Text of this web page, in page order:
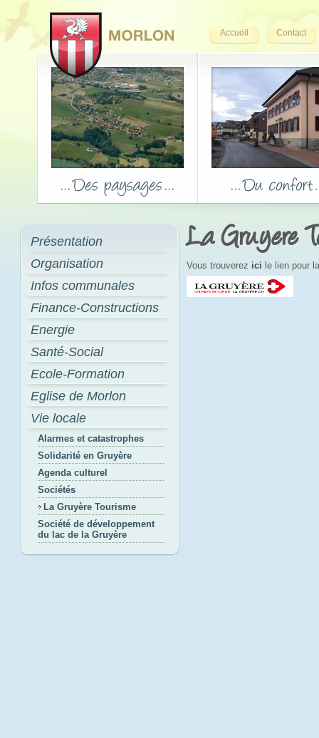
Accueil Contact
Présentation
Organisation
Infos communales
Finance-Constructions
Energie
Santé-Social
Ecole-Formation
Eglise de Morlon
Vie locale
Alarmes et catastrophes
Solidarité en Gruyère
Agenda culturel
Sociétés
La Gruyère Tourisme
Société de développement
du lac de la Gruyère
La Gruyere
Vous trouverez ici le lien pour